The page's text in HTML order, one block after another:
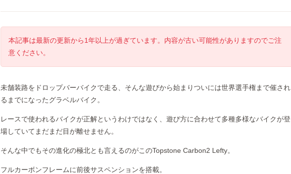
本記事は最新の更新から1年以上が過ぎています。内容が古い可能性がありますのでご注
意ください。
未舗装路をドロップバーバイクで走る、そんな遊びから始まりついには世界選手権まで催され
るまでになったグラベルバイク。
レースで使われるバイクが正解というわけではなく、遊び方に合わせて多種多様なバイクが登
場していてまだまだ目が離せません。
そんな中でもその進化の極北とも言えるのがこのTopstone Carbon2 Lefty。
フルカーボンフレームに前後サスペンションを搭載。